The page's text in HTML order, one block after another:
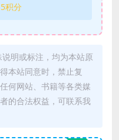
5积分
明或标注，均为本站原
本站同意时，禁止复
何网站、书籍等各类媒
的合法权益，可联系我